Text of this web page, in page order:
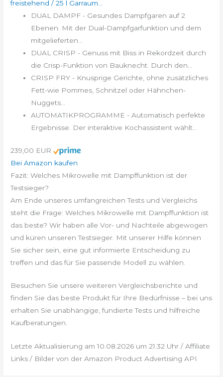
freistehend / 25 l Garraum...
DUAL DAMPF - Gesundes Dampfgaren auf 2
Ebenen. Mit der Dual-Dampfgarfunktion und dem
mitgelieferten...
DUAL CRISP - Genuss mit Biss in Rekordzeit durch
die Crisp-Funktion von Bauknecht. Durch den...
CRISP FRY - Knusprige Gerichte, ohne zusätzliches
Fett-wie Pommes, Schnitzel oder Hähnchen-
Nuggets...
AUTOMATIKPROGRAMME - Automatisch perfekte
Ergebnisse. Der interaktive Kochassistent wählt...
239,00 EUR
Bei Amazon kaufen
Fazit: Welches Mikrowelle mit Dampffunktion ist der
Testsieger?
Am Ende unseres umfangreichen Tests und Vergleichs
steht die Frage: Welches Mikrowelle mit Dampffunktion ist
das beste? Wir haben alle Vor- und Nachteile abgewogen
und küren unseren Testsieger. Mit unserer Hilfe können
Sie sicher sein, eine gut informierte Entscheidung zu
treffen und das für Sie passende Modell zu wählen.
Besuchen Sie unsere weiteren Vergleichsberichte und
finden Sie das beste Produkt für Ihre Bedürfnisse – bei uns
erhalten Sie unabhängige, fundierte Tests und hilfreiche
Kaufberatungen.
Letzte Aktualisierung am 10.08.2026 um 21:32 Uhr / Affiliate
Links / Bilder von der Amazon Product Advertising API